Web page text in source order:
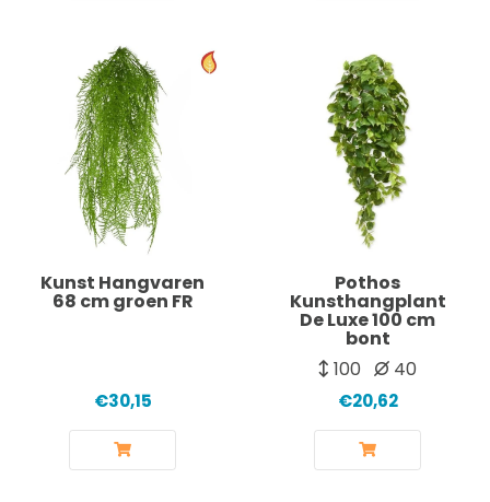
Kunst Hangvaren
68 cm groen FR
€30,15
Pothos
Kunsthangplant
De Luxe 100 cm
bont
100
40
€20,62